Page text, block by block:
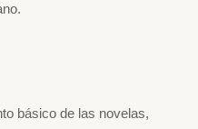
básico de las novelas,